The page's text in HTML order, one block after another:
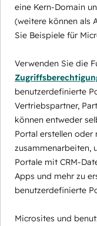
eine Kern-Domain
(weitere können als
Sie Beispiele für
Verwenden Sie die
benutzerdefinierte
Vertriebspartner,
können entweder
Portal erstellen
zusammenarbeiten,
Portale mit CRM-
Apps und mehr zu
benutzerdefinierte
Microsites und